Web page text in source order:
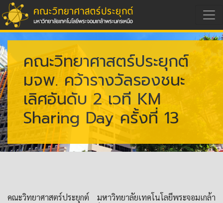
คณะวิทยาศาสตร์ประยุกต์
มจพ. คว้ารางวัลรองชนะ
เลิศอันดับ 2 เวที KM
Sharing Day ครั้งที่ 13
คณะวิทยาศาสตร์ประยุกต์ มหาวิทยาลัยเทคโนโลยีพระจอมเกล้า